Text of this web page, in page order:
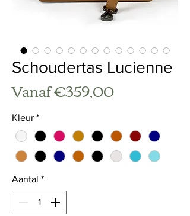
Schoudertas Lucienne
Vanaf€359,00Verkoopprijs
Kleur *
Aantal *